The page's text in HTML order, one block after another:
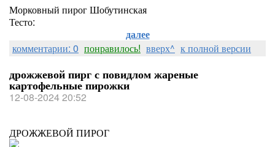
Морковный пирог Шобутинская
Тесто:
далее
комментарии: 0 понравилось! вверх^ к полной версии
дрожжевой пирг с повидлом жареные
картофельные пирожки
12-08-2024 20:52
ДРОЖЖЕВОЙ ПИРОГ